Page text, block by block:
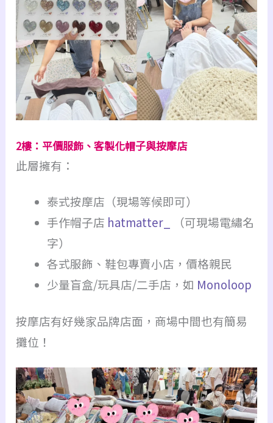
2樓：平價服飾、客製化帽子與按摩店
此層擁有：
泰式按摩店（現場等候即可）
手作帽子店 hatmatter_
（可現場電繡名
字）
各式服飾、鞋包專賣小店，價格親民
少量盲盒/玩具店/二手店，如 Monoloop
按摩店有好幾家品牌店面，商場中間也有簡易
攤位！